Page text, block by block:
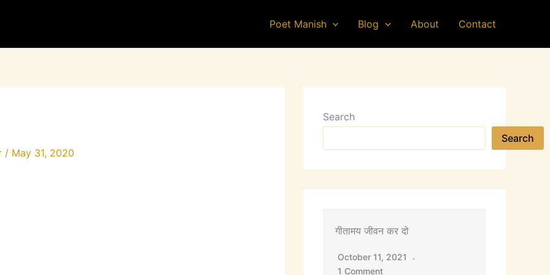
Poet Manish Blog About Contact
/ May 31, 2020
Search
Search
गीतामय जीवन कर दो
October 11, 2021
1 Comment